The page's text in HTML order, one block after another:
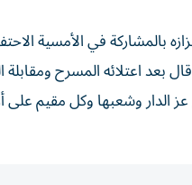
في الأمسية
بعد اعتلائه المسرح